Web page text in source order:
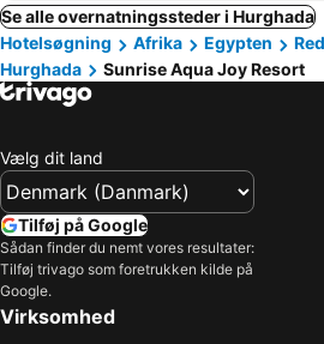
Se alle overnatningssteder i Hurghada
Hotelsøgning
Afrika Egypten
Hurghada
Sunrise Aqua Joy Resort
Vælg dit land
Tilføj på Google
Sådan finder du nemt vores resultater:
Tilføj trivago som foretrukken kilde på
Google.
Virksomhed